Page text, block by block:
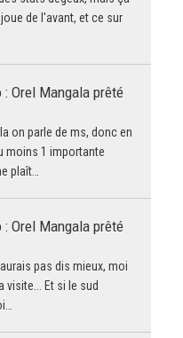
de l'avant, et ce sur
: Orel Mangala prêté
on parle de ms, donc en
moins 1 importante
plaît…
: Orel Mangala prêté
pas dis mieux, moi
Et si le sud